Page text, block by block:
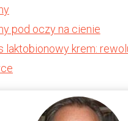
pod oczy na cienie
laktobionowy krem: